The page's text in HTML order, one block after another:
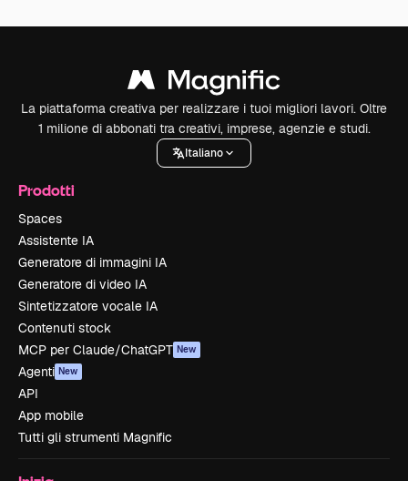
La piattaforma creativa per realizzare i tuoi migliori lavori. Oltre
1 milione di abbonati tra creativi, imprese, agenzie e studi.
Italiano
Prodotti
Spaces
Assistente IA
Generatore di immagini IA
Generatore di video IA
Sintetizzatore vocale IA
Contenuti stock
MCP per Claude/ChatGPT New
Agenti New
API
App mobile
Tutti gli strumenti Magnific